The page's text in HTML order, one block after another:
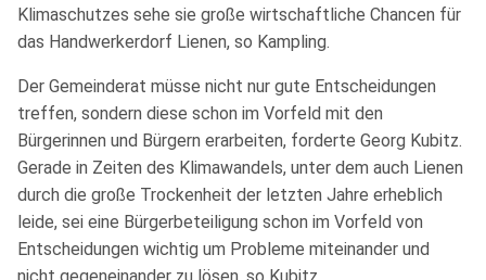
Klimaschutzes sehe sie große wirtschaftliche Chancen für
das Handwerkerdorf Lienen, so Kampling.
Der Gemeinderat müsse nicht nur gute Entscheidungen
treffen, sondern diese schon im Vorfeld mit den
Bürgerinnen und Bürgern erarbeiten, forderte Georg Kubitz.
Gerade in Zeiten des Klimawandels, unter dem auch Lienen
durch die große Trockenheit der letzten Jahre erheblich
leide, sei eine Bürgerbeteiligung schon im Vorfeld von
Entscheidungen wichtig um Probleme miteinander und